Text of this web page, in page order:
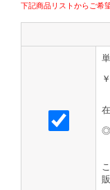
下記商品リストからご希
◎